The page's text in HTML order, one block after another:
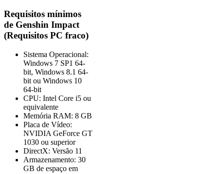
Requisitos mínimos
de Genshin Impact
(Requisitos PC fraco)
Sistema Operacional:
Windows 7 SP1 64-
bit, Windows 8.1 64-
bit ou Windows 10
64-bit
CPU: Intel Core i5 ou
equivalente
Memória RAM: 8 GB
Placa de Vídeo:
NVIDIA GeForce GT
1030 ou superior
DirectX: Versão 11
Armazenamento: 30
GB de espaço em